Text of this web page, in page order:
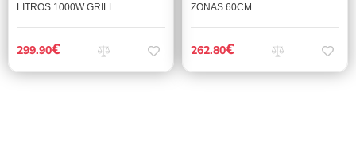
LITROS 1000W GRILL
299.90€
ZONAS 60CM
262.80€